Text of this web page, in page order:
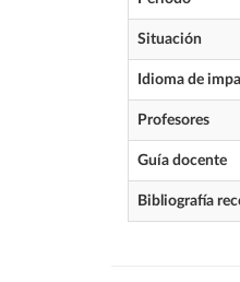
Situación
Idioma de
Profesores
Guía docente
Bibliografía